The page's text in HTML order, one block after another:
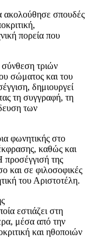
ακολούθησε σπουδές
πορεία που
σύνθεση τριών
σώματος και του
δημιουργεί
τη συγγραφή, τη
των
φωνητικής στο
καθώς και
προσέγγισή της
και σε φιλοσοφικές
του Αριστοτέλη.
εστιάζει στη
μέσα από την
και ηθοποιών